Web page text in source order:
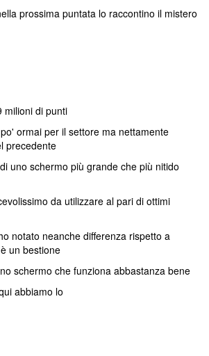
prossima puntata lo raccontino il mistero
milioni di punti
ormai per il settore ma nettamente
precedente
uno schermo più grande che più nitido
da utilizzare al pari di ottimi
notato neanche differenza rispetto a
un bestione
schermo che funziona abbastanza bene
abbiamo lo